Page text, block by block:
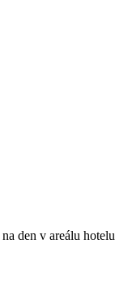
den v areálu hotelu